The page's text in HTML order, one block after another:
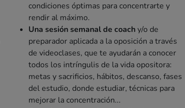
condiciones óptimas para concentrarte y
rendir al máximo.
Una sesión semanal de coachy/o de
preparador aplicada a la oposición a través
de videoclases, que te ayudarán a conocer
todos los intríngulis de la vida opositora:
metas y sacrificios, hábitos, descanso, fases
del estudio, donde estudiar, técnicas para
mejorar la concentración...